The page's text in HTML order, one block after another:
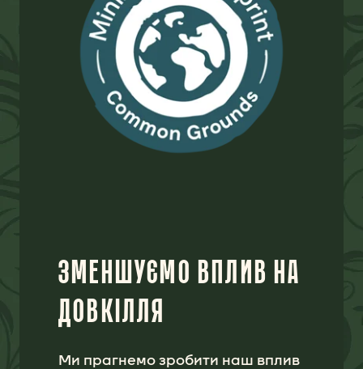
ДОВКІЛЛЯ
Ми прагнемо зробити наш вплив
позитивним. Саме тому